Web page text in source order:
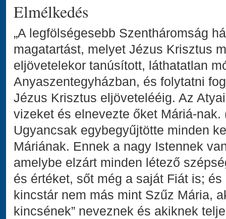
Elmélkedés
„A legfölségesebb Szentháromság
magatartást, melyet Jézus Krisztus
eljövetelekor tanúsított, láthatatlan
Anyaszentegyházban, és folytatni
Jézus Krisztus eljövetelééig. Az
vizeket és elnevezte őket Máriá-
Ugyancsak egybegyűjtötte minden
Máriának. Ennek a nagy Istennek
amelybe elzárt minden létező
és értéket, sőt még a saját Fiát is;
kincstár nem más mint Szűz Mária,
kincsének” neveznek és akiknek